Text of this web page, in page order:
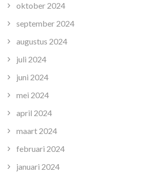
oktober 2024
september 2024
augustus 2024
juli 2024
juni 2024
mei 2024
april 2024
maart 2024
februari 2024
januari 2024